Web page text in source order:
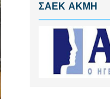
ΣΑΕΚ ΑΚΜΗ